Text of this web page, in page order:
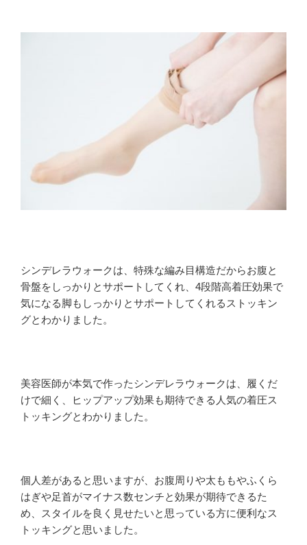
シンデレラウォークは、特殊な編み目構造だからお腹と
骨盤をしっかりとサポートしてくれ、4段階高着圧効果で
気になる脚もしっかりとサポートしてくれるストッキン
グとわかりました。
美容医師が本気で作ったシンデレラウォークは、履くだ
けで細く、ヒップアップ効果も期待できる人気の着圧ス
トッキングとわかりました。
個人差があると思いますが、お腹周りや太ももやふくら
はぎや足首がマイナス数センチと効果が期待できるた
め、スタイルを良く見せたいと思っている方に便利なス
トッキングと思いました。